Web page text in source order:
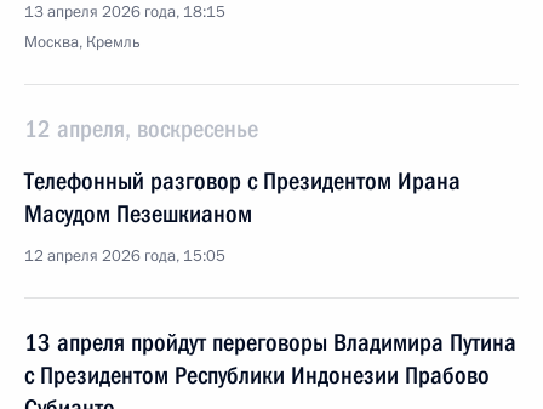
13 апреля 2026 года, 18:15
Москва, Кремль
12 апреля, воскресенье
Телефонный разговор с Президентом Ирана
Масудом Пезешкианом
12 апреля 2026 года, 15:05
13 апреля пройдут переговоры Владимира Путина
с Президентом Республики Индонезии Прабово